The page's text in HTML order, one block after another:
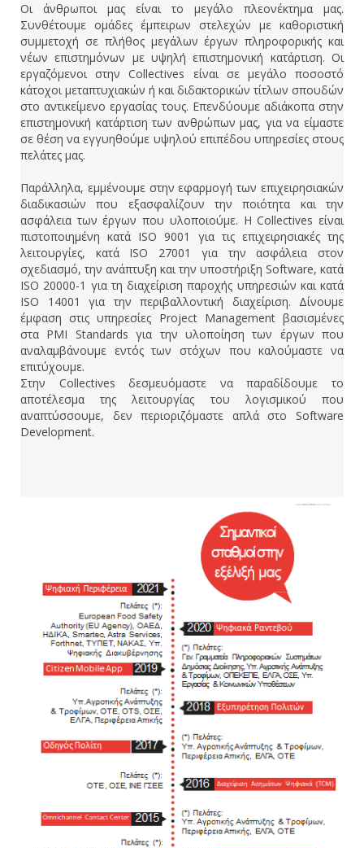
Οι άνθρωποι μας είναι το μεγάλο πλεονέκτημα μας.
Συνθέτουμε ομάδες έμπειρων στελεχών με καθοριστική
συμμετοχή σε πλήθος μεγάλων έργων πληροφορικής και
νέων επιστημόνων με υψηλή επιστημονική κατάρτιση. Οι
εργαζόμενοι στην Collectives είναι σε μεγάλο ποσοστό
κάτοχοι μεταπτυχιακών ή και διδακτορικών τίτλων σπουδών
στο αντικείμενο εργασίας τους. Επενδύουμε αδιάκοπα στην
επιστημονική κατάρτιση των ανθρώπων μας, για να είμαστε
σε θέση να εγγυηθούμε υψηλού επιπέδου υπηρεσίες στους
πελάτες μας.
Παράλληλα, εμμένουμε στην εφαρμογή των επιχειρησιακών
διαδικασιών που εξασφαλίζουν την ποιότητα και την
ασφάλεια των έργων που υλοποιούμε. Η Collectives είναι
πιστοποιημένη κατά ISO 9001 για τις επιχειρησιακές της
λειτουργίες, κατά ISO 27001 για την ασφάλεια στον
σχεδιασμό, την ανάπτυξη και την υποστήριξη Software, κατά
ISO 20000-1 για τη διαχείριση παροχής υπηρεσιών και κατά
ISO 14001 για την περιβαλλοντική διαχείριση. Δίνουμε
έμφαση στις υπηρεσίες Project Management βασισμένες
στα PMI Standards για την υλοποίηση των έργων που
αναλαμβάνουμε εντός των στόχων που καλούμαστε να
επιτύχουμε.
Στην Collectives δεσμευόμαστε να παραδίδουμε το
αποτέλεσμα της λειτουργίας του λογισμικού που
αναπτύσσουμε, δεν περιοριζόμαστε απλά στο Software
Development.